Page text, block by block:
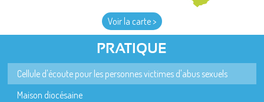
Voir la carte >
PRATIQUE
Cellule d'écoute pour les personnes victimes d'abus sexuels
Maison diocésaine